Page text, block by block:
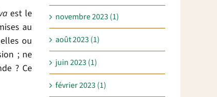
est le
au
ou
; ne
? Ce
novembre 2023 (1)
août 2023 (1)
juin 2023 (1)
février 2023 (1)